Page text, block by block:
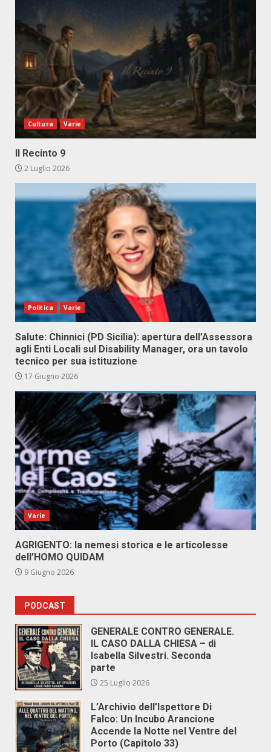
Cultura Varie
Il Recinto 9
2 Luglio 2026
Politica Varie
Salute: Chinnici (PD Sicilia): apertura dell’Assessora
agli Enti Locali sul Disability Manager, ora un tavolo
tecnico per sua istituzione
17 Giugno 2026
Varie
AGRIGENTO: la nemesi storica e le articolesse
dell’HOMO QUIDAM
9 Giugno 2026
PODCAST
GENERALE CONTRO GENERALE.
IL CASO DALLA CHIESA – di
Isabella Silvestri. Seconda
parte
25 Luglio 2026
L’Archivio dell’Ispettore Di
Falco: Un Incubo Arancione
Accende la Notte nel Ventre del
Porto (Capitolo 33)